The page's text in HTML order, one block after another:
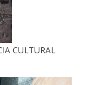
CULTURAL